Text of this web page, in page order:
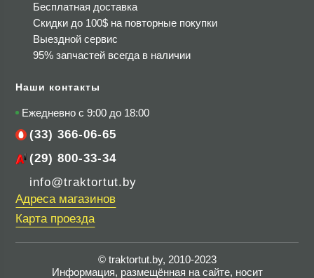
Бесплатная доставка
Скидки до 100$ на повторные покупки
Выездной сервис
95% запчастей всегда в наличии
Наши контакты
Ежедневно с 9:00 до 18:00
(33) 366-06-65
(29) 800-33-34
info@traktortut.by
Адреса магазинов
Карта проезда
© traktortut.by, 2010-2023
Информация, размещённая на сайте, носит